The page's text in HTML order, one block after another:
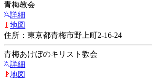
青梅教会
詳細
地図
住所：東京都青梅市野上町2-16-24
青梅あけぼのキリスト教会
詳細
地図